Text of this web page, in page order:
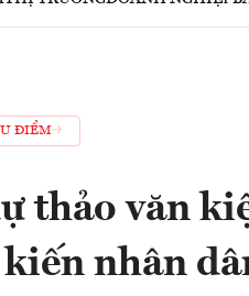
ĐIỂM
thảo văn
nhân